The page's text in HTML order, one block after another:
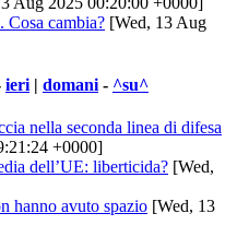
Cosa cambia? [Wed, 13 Aug
ieri | domani - ^su^
nella seconda linea di difesa
+0000]
dell’UE: liberticida? [Wed,
hanno avuto spazio [Wed, 13